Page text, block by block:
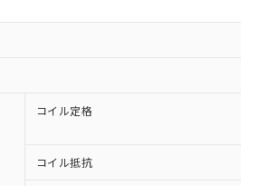
コイル定格
コイル抵抗